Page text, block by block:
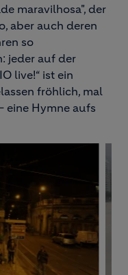
maravilhosa", der
aber auch deren
so
jeder auf der
live!“ ist ein
fröhlich, mal
eine Hymne aufs